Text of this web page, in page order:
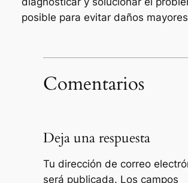
posible para evitar daños
Comentarios
Deja una respuesta
Tu dirección de correo
será publicada. Los campos